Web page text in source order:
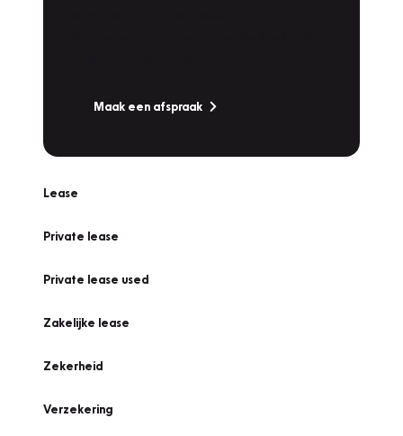
Maak een afspraak
Lease
Private lease
Private lease used
Zakelijke lease
Zekerheid
Verzekering